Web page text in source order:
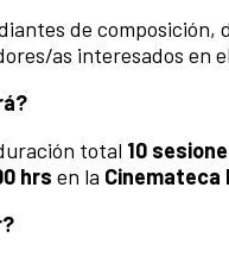
de composición,
as interesados en
total 10
hrs en la Cinemateca